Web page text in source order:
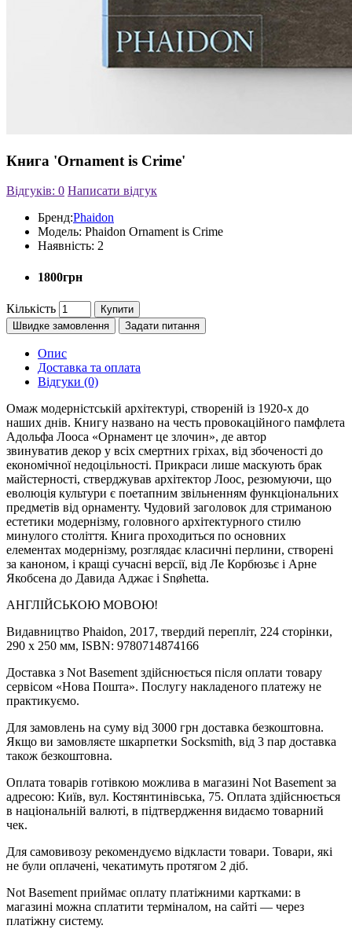
Книга 'Ornament is Crime'
Відгуків: 0 Написати відгук
Бренд:Phaidon
Модель: Phaidon Ornament is Crime
Наявність: 2
1800грн
Кількість
Купити
Швидке замовлення
Задати питання
Опис
Доставка та оплата
Відгуки (0)
Омаж модерністській архітектурі, створеній із 1920-х до
наших днів. Книгу названо на честь провокаційного памфлета
Адольфа Лооса «Орнамент це злочин», де автор
звинуватив декор у всіх смертних гріхах, від збоченості до
економічної недоцільності. Прикраси лише маскують брак
майстерності, стверджував архітектор Лоос, резюмуючи, що
еволюція культури є поетапним звільненням функціональних
предметів від орнаменту. Чудовий заголовок для стриманою
естетики модернізму, головного архітектурного стилю
минулого століття. Книга проходиться по основних
елементах модернізму, розглядає класичні перлини, створені
за каноном, і кращі сучасні версії, від Ле Корбюзьє і Арне
Якобсена до Давида Аджає і Snøhetta.
АНГЛІЙСЬКОЮ МОВОЮ!
Видавництво Phaidon, 2017, твердий перепліт, 224 сторінки,
290 x 250 мм, ISBN: 9780714874166
Доставка з Not Basement здійснюється після оплати товару
сервісом «Нова Пошта». Послугу накладеного платежу не
практикуємо.
Для замовлень на суму від 3000 грн доставка безкоштовна.
Якщо ви замовляєте шкарпетки Socksmith, від 3 пар доставка
також безкоштовна.
Оплата товарів готівкою можлива в магазині Not Basement за
адресою: Київ, вул. Костянтинівська, 75. Оплата здійснюється
в національній валюті, в підтвердження видаємо товарний
чек.
Для самовивозу рекомендуємо відкласти товари. Товари, які
не були оплачені, чекатимуть протягом 2 діб.
Not Basement приймає оплату платіжними картками: в
магазині можна сплатити терміналом, на сайті — через
платіжну систему.